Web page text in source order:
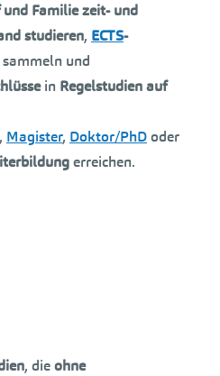
und Familiezeit- und
studieren, ECTS-
und
in Regelstudienauf
, Magister, Doktor/PhDoder
erreichen.
, dieohne